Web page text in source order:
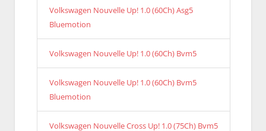
Volkswagen Nouvelle Up! 1.0 (60Ch) Asg5
Bluemotion
Volkswagen Nouvelle Up! 1.0 (60Ch) Bvm5
Volkswagen Nouvelle Up! 1.0 (60Ch) Bvm5
Bluemotion
Volkswagen Nouvelle Cross Up! 1.0 (75Ch) Bvm5